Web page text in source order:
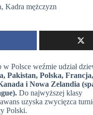
, Kadra mężczyzn
Polsce weźmie udział
Pakistan, Polska,
i Nowa Zelandia
Do najwyższej klasy
uzyska zwycięzca
Polski.